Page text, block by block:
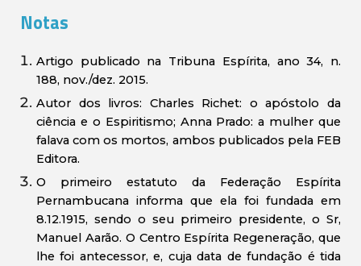
Notas
Artigo publicado na Tribuna Espírita, ano 34, n.
188, nov./dez. 2015.
Autor dos livros: Charles Richet: o apóstolo da
ciência e o Espiritismo; Anna Prado: a mulher que
falava com os mortos, ambos publicados pela FEB
Editora.
O primeiro estatuto da Federação Espírita
Pernambucana informa que ela foi fundada em
8.12.1915, sendo o seu primeiro presidente, o Sr,
Manuel Aarão. O Centro Espírita Regeneração, que
lhe foi antecessor, e, cuja data de fundação é tida